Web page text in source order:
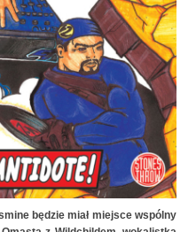
będzie miał miejsce wspólny